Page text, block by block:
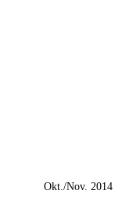
Okt./Nov. 2014